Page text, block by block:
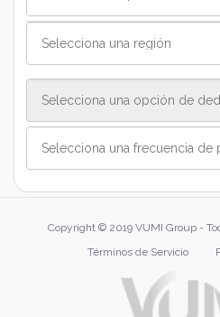
Copyright © 2019 VUMI Group -
Términos de Servicio